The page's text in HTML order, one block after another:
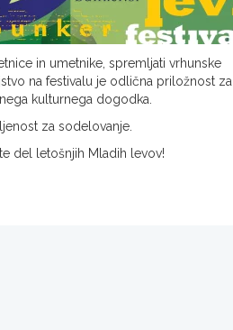
in umetnike, spremljati vrhunske
na festivalu je odlična priložnost za
kulturnega dogodka.
za sodelovanje.
del letošnjih Mladih levov!